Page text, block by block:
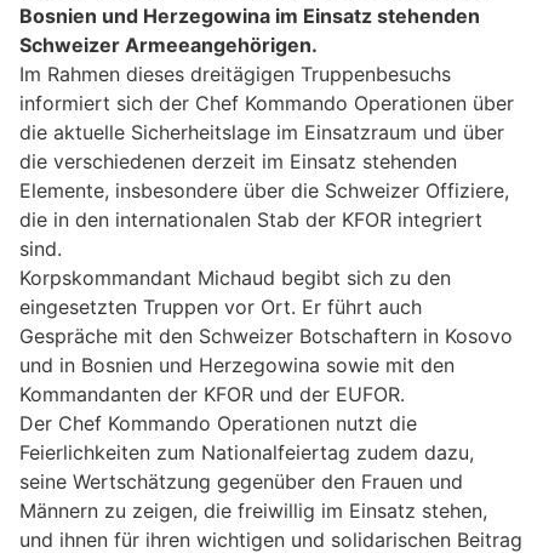
Bosnien und Herzegowina im Einsatz stehenden
Schweizer Armeeangehörigen.
Im Rahmen dieses dreitägigen Truppenbesuchs
informiert sich der Chef Kommando Operationen über
die aktuelle Sicherheitslage im Einsatzraum und über
die verschiedenen derzeit im Einsatz stehenden
Elemente, insbesondere über die Schweizer Offiziere,
die in den internationalen Stab der KFOR integriert
sind.
Korpskommandant Michaud begibt sich zu den
eingesetzten Truppen vor Ort. Er führt auch
Gespräche mit den Schweizer Botschaftern in Kosovo
und in Bosnien und Herzegowina sowie mit den
Kommandanten der KFOR und der EUFOR.
Der Chef Kommando Operationen nutzt die
Feierlichkeiten zum Nationalfeiertag zudem dazu,
seine Wertschätzung gegenüber den Frauen und
Männern zu zeigen, die freiwillig im Einsatz stehen,
und ihnen für ihren wichtigen und solidarischen Beitrag